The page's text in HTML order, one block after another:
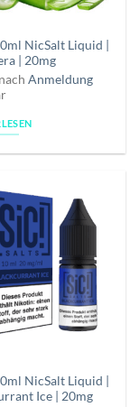
NicSalt Liquid |
| 20mg
Anmeldung
NicSalt Liquid |
Ice | 20mg